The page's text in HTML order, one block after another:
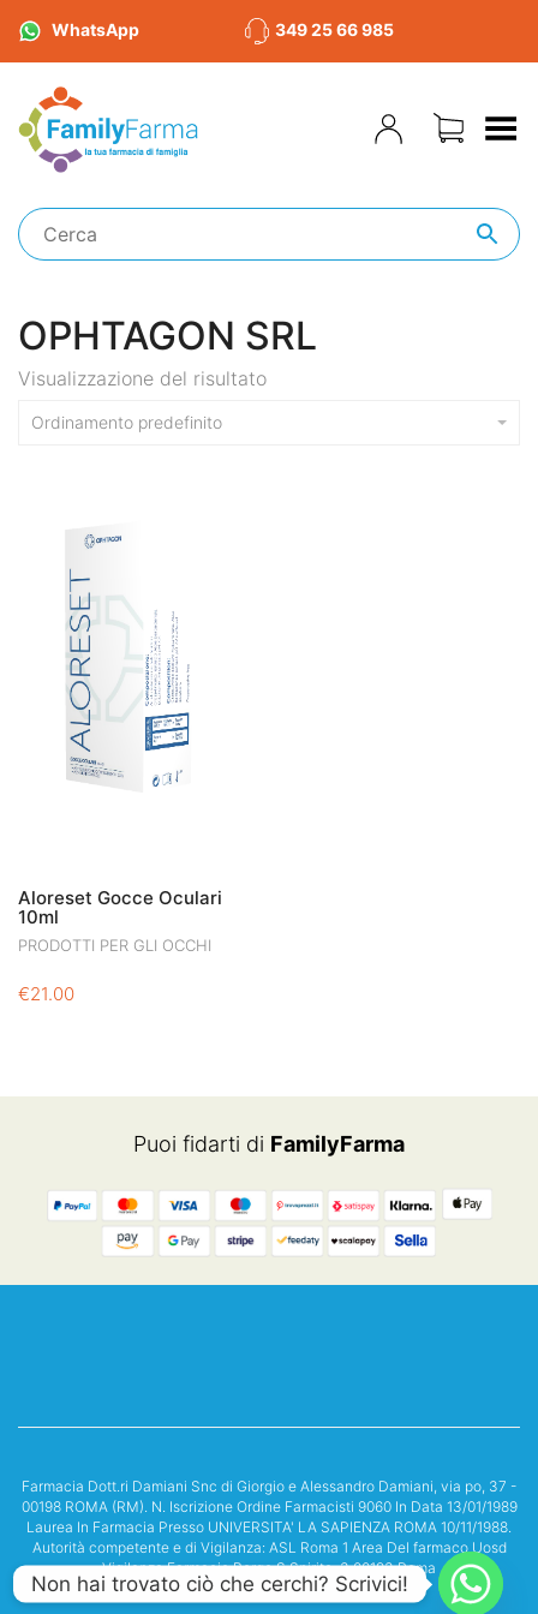
WhatsApp 349 25 66 985
Toggle Menu
OPHTAGON SRL
Visualizzazione del risultato
Ordinamento predefinito
Aloreset Gocce Oculari
10ml
PRODOTTI PER GLI OCCHI
€21.00
Puoi fidarti di FamilyFarma
Farmacia Dott.ri Damiani Snc di Giorgio e Alessandro Damiani, via po, 37 -
00198 ROMA (RM). N. Iscrizione Ordine Farmacisti 9060 In Data 13/01/1989
Laurea In Farmacia Presso UNIVERSITA' LA SAPIENZA ROMA 10/11/1988.
Autorità competente e di Vigilanza: ASL Roma 1 Area Del farmaco Uosd
Vigilanza Farmacie Borgo S.Spirito, 3 00193 Roma
Rea : RM 908607 P.iva: 05652731000
Non hai trovato ciò che cerchi? Scrivici!